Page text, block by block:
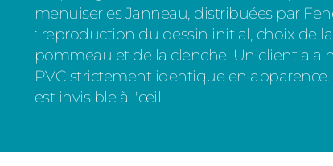
menuiseries Janneau, distribuées par
: reproduction du dessin initial, choix de
pommeau et de la clenche. Un client a
PVC strictement identique en
est invisible à l'œil.